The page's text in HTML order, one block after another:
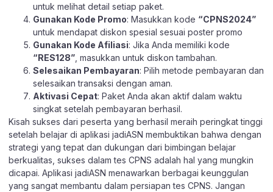
untuk melihat detail setiap paket.
Gunakan Kode Promo: Masukkan kode “CPNS2024”
untuk mendapat diskon spesial sesuai poster promo
Gunakan Kode Afiliasi: Jika Anda memiliki kode
“RES128” , masukkan untuk diskon tambahan.
Selesaikan Pembayaran: Pilih metode pembayaran dan
selesaikan transaksi dengan aman.
Aktivasi Cepat: Paket Anda akan aktif dalam waktu
singkat setelah pembayaran berhasil.
Kisah sukses dari peserta yang berhasil meraih peringkat tinggi
setelah belajar di aplikasi jadiASN membuktikan bahwa dengan
strategi yang tepat dan dukungan dari bimbingan belajar
berkualitas, sukses dalam tes CPNS adalah hal yang mungkin
dicapai. Aplikasi jadiASN menawarkan berbagai keunggulan
yang sangat membantu dalam persiapan tes CPNS. Jangan